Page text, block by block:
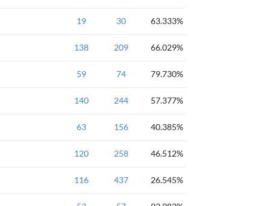
入门必做-语言过关
19 30 63.333%
入门题-输入输出
138 209 66.029%
第一章 入门题-打印图形
59 74 79.730%
第一章 入门题-打印图形
140 244 57.377%
第一章 入门题-输出字符、表
63 156 40.385%
第一章 入门题-输出字符、表
120 258 46.512%
第一章 入门题-打印图形
116 437 26.545%